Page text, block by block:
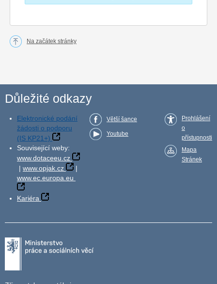
Na začátek stránky
Důležité odkazy
Elektronické podání
žádosti o podporu
(IS KP21+)
Související weby:
www.dotaceeu.cz
| www.opjak.cz
|
www.ec.europa.eu
Kariéra
Větší šance
Youtube
Prohlášení
o
přístupnosti
Mapa
Stránek